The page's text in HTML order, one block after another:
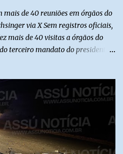
mais de 40 reuniões em órgãos do
via X Sem registros oficiais,
mais de 40 visitas a órgãos do
terceiro mandato do presidente
Em duas oportunidades, a
e no gabinete do ministro do
Dias, acompanhada do então
foram registrados nas agendas
aberto nesta quinta-feira,
ele utilizou a influência do pai